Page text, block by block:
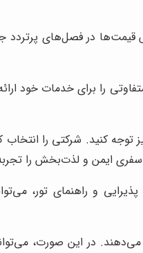
قیمت‌ها در فصل‌های
را برای خدمات خود
ایمن و لذت‌بخش را
و راهنمای تور،
در این صورت،